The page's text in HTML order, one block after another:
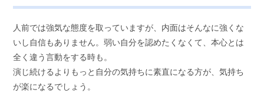
人前では強気な態度を取っていますが、内面はそんなに強くな
いし自信もありません。弱い自分を認めたくなくて、本心とは
全く違う言動をする時も。
演じ続けるよりもっと自分の気持ちに素直になる方が、気持ち
が楽になるでしょう。